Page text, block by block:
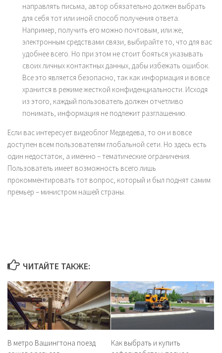
направлять письма, автор обязательно должен выбрать
для себя тот или иной способ получения ответа.
Например, получить его можно почтовым, или же,
электронным средствами связи, выбирайте то, что для вас
удобнее всего. Но при этом не стоит бояться указывать
своих личных контактных данных, дабы избежать ошибок.
Все это является безопасно, так как информация и вовсе
хранится в режиме жесткой конфиденциальности. Исходя
из этого, каждый пользователь должен отчетливо
понимать, информация не подлежит разглашению.
Если вас интересует видеоблог Медведева, то он и вовсе
доступен всем пользователям глобальной сети. Но здесь есть
один недостаток, а именно – тематические ограничения.
Пользователь имеет возможность всего лишь
прокомментировать тот вопрос, который и был поднят самим
премьер – министром нашей страны.
ЧИТАЙТЕ ТАКЖЕ:
В метро Вашингтона поезд
Как выбрать и купить